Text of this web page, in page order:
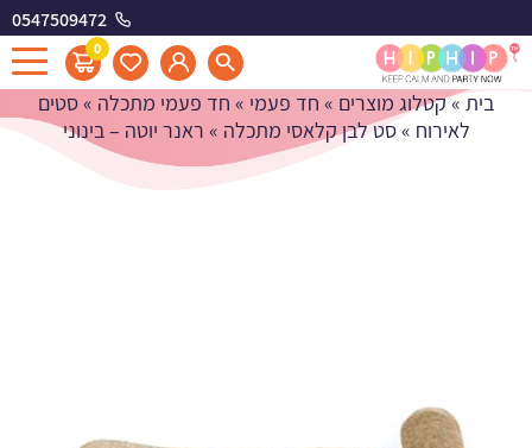
0547509472
0
ראנר יוטה - בינוני
בית»קטלוג מוצרים » חד פעמי » חד פעמי מתכלה »סטים
לאירוח »סט לבן קלאסי מתכלה » ראנר יוטה – בינוני